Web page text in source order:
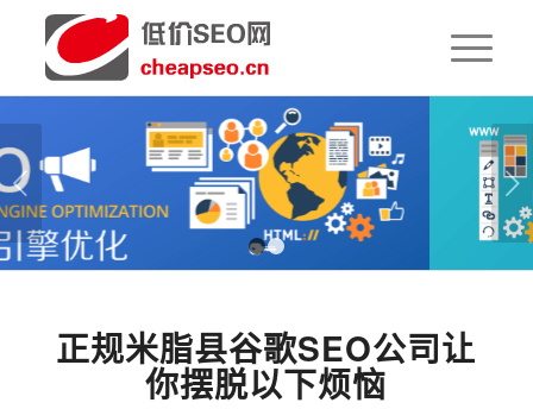
下一页
正规米脂县谷歌SEO公司让
你摆脱以下烦恼